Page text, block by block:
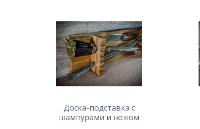
Доска-подставка с
шампурами и ножом